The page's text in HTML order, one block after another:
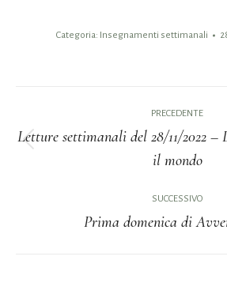
Categoria: Insegnamenti settimanali
tra
PRECEDENTE
Post
Letture settimanali del 28/11/2022 –
il mondo
SUCCESSIVO
Prima domenica di